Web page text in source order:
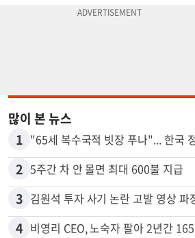
많이 본 뉴스
1
2 5주간 차 안 몰면 최대 600불 지급
3 김원석 투자 사기 논란 고발 영상 파
4 비영리 CEO, 노숙자 팔아 2년간